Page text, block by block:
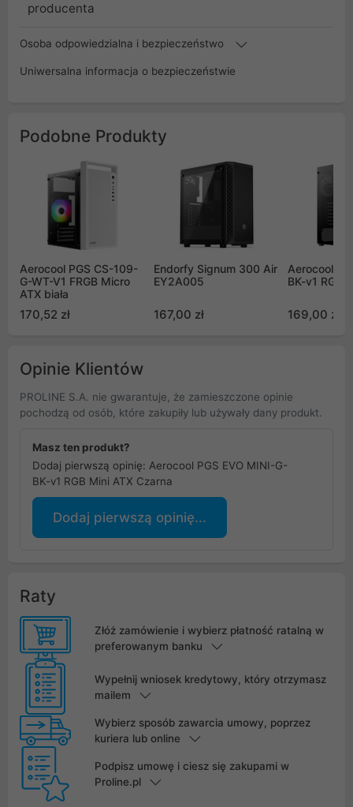
producenta
Osoba odpowiedzialna i bezpieczeństwo
Uniwersalna informacja o bezpieczeństwie
Podobne Produkty
Aerocool PGS CS-109-
G-WT-V1 FRGB Micro
ATX biała
170,52 zł
Endorfy Signum 300 Air
EY2A005
167,00 zł
Aerocool
BK-v1 RGB
169,00 zł
Opinie Klientów
PROLINE S.A. nie gwarantuje, że zamieszczone opinie
pochodzą od osób, które zakupiły lub używały dany produkt.
Masz ten produkt?
Dodaj pierwszą opinię: Aerocool PGS EVO MINI-G-
BK-v1 RGB Mini ATX Czarna
Dodaj pierwszą opinię...
Raty
Złóż zamówienie i wybierz płatność ratalną w
preferowanym banku
Wypełnij wniosek kredytowy, który otrzymasz
mailem
Wybierz sposób zawarcia umowy, poprzez
kuriera lub online
Podpisz umowę i ciesz się zakupami w
Proline.pl